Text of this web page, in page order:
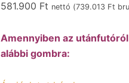
581.900 Ft nettó (739.013 Ft
Amennyiben az
alábbi gombra: